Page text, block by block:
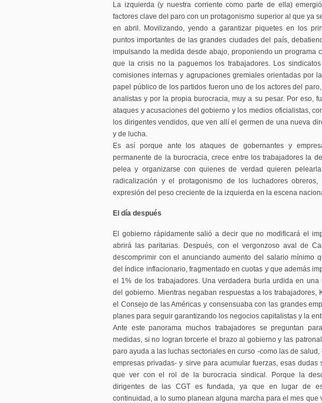
La izquierda (y nuestra corriente como parte de ella)
factores clave del paro con un protagonismo superior al que ya
en abril. Movilizando, yendo a garantizar piquetes en los
puntos importantes de las grandes ciudades del país,
impulsando la medida desde abajo, proponiendo un programa
que la crisis no la paguemos los trabajadores. Los
comisiones internas y agrupaciones gremiales orientadas por
papel público de los partidos fueron uno de los actores del
analistas y por la propia burocracia, muy a su pesar. Por eso,
ataques y acusaciones del gobierno y los medios oficialistas,
los dirigentes vendidos, que ven allí el germen de una nueva
y de lucha.
Es así porque ante los ataques de gobernantes y
permanente de la burocracia, crece entre los trabajadores la
pelea y organizarse con quienes de verdad quieren
radicalización y el protagonismo de los luchadores
expresión del peso creciente de la izquierda en la escena
El día después
El gobierno rápidamente salió a decir que no modificará el
abrirá las paritarias. Después, con el vergonzoso aval de
descomprimir con el anunciando aumento del salario mínimo
del índice inflacionario, fragmentado en cuotas y que además
el 1% de los trabajadores. Una verdadera burla urdida en una
del gobierno. Mientras negaban respuestas a los trabajadores,
el Consejo de las Américas y consensuaba con las grandes
planes para seguir garantizando los negocios capitalistas y la
Ante este panorama muchos trabajadores se preguntan
medidas, si no logran torcerle el brazo al gobierno y las
paro ayuda a las luchas sectoriales en curso -como las de
empresas privadas- y sirve para acumular fuerzas, esas dudas
que ver con el rol de la burocracia sindical. Porque la
dirigentes de las CGT es fundada, ya que en lugar de
continuidad, a lo sumo planean alguna marcha para el mes que